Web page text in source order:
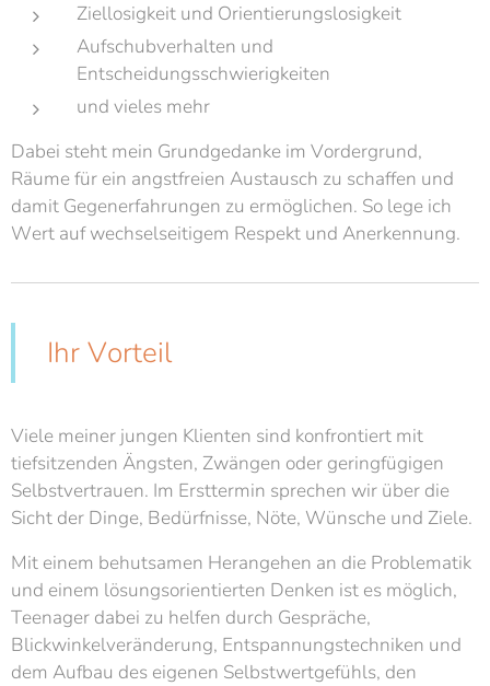
Ziellosigkeit und Orientierungslosigkeit
Aufschubverhalten und
Entscheidungsschwierigkeiten
und vieles mehr
Dabei steht mein Grundgedanke im Vordergrund,
Räume für ein angstfreien Austausch zu schaffen und
damit Gegenerfahrungen zu ermöglichen. So lege ich
Wert auf wechselseitigem Respekt und Anerkennung.
Ihr Vorteil
Viele meiner jungen Klienten sind konfrontiert mit
tiefsitzenden Ängsten, Zwängen oder geringfügigen
Selbstvertrauen. Im Ersttermin sprechen wir über die
Sicht der Dinge, Bedürfnisse, Nöte, Wünsche und Ziele.
Mit einem behutsamen Herangehen an die Problematik
und einem lösungsorientierten Denken ist es möglich,
Teenager dabei zu helfen durch Gespräche,
Blickwinkelveränderung, Entspannungstechniken und
dem Aufbau des eigenen Selbstwertgefühls, den